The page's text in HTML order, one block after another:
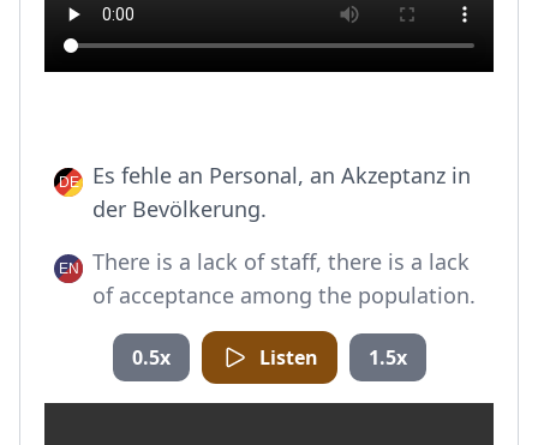
Es fehle an Personal, an Akzeptanz in
der Bevölkerung.
There is a lack of staff, there is a lack
of acceptance among the population.
0.5x Listen 1.5x